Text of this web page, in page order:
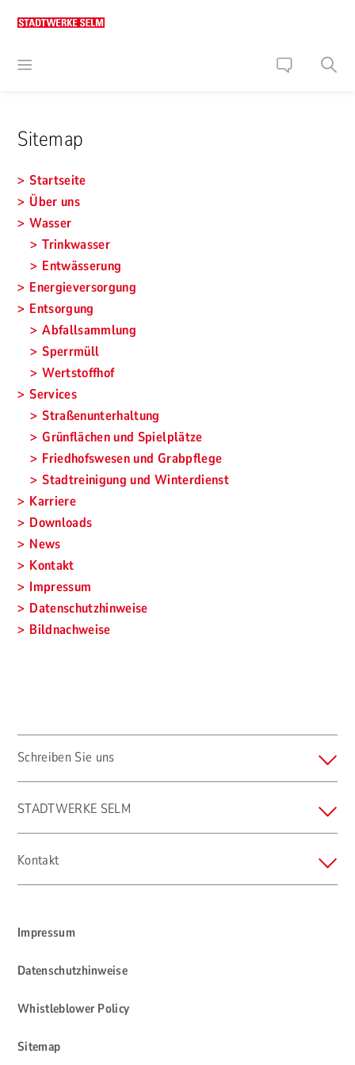
Sitemap
Startseite
Über uns
Wasser
Trinkwasser
Entwässerung
Energieversorgung
Entsorgung
Abfallsammlung
Sperrmüll
Wertstoffhof
Services
Straßenunterhaltung
Grünflächen und Spielplätze
Friedhofswesen und Grabpflege
Stadtreinigung und Winterdienst
Karriere
Downloads
News
Kontakt
Impressum
Datenschutzhinweise
Bildnachweise
Schreiben Sie uns
STADTWERKE SELM
Kontakt
Impressum
Datenschutzhinweise
Whistleblower Policy
Sitemap